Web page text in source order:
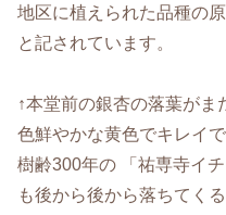
地区に植えられた品種の
と記されています。
↑本堂前の銀杏の落葉が
色鮮やかな黄色でキレイで
樹齢300年の 「祐専寺イ
も後から後から落ちてく